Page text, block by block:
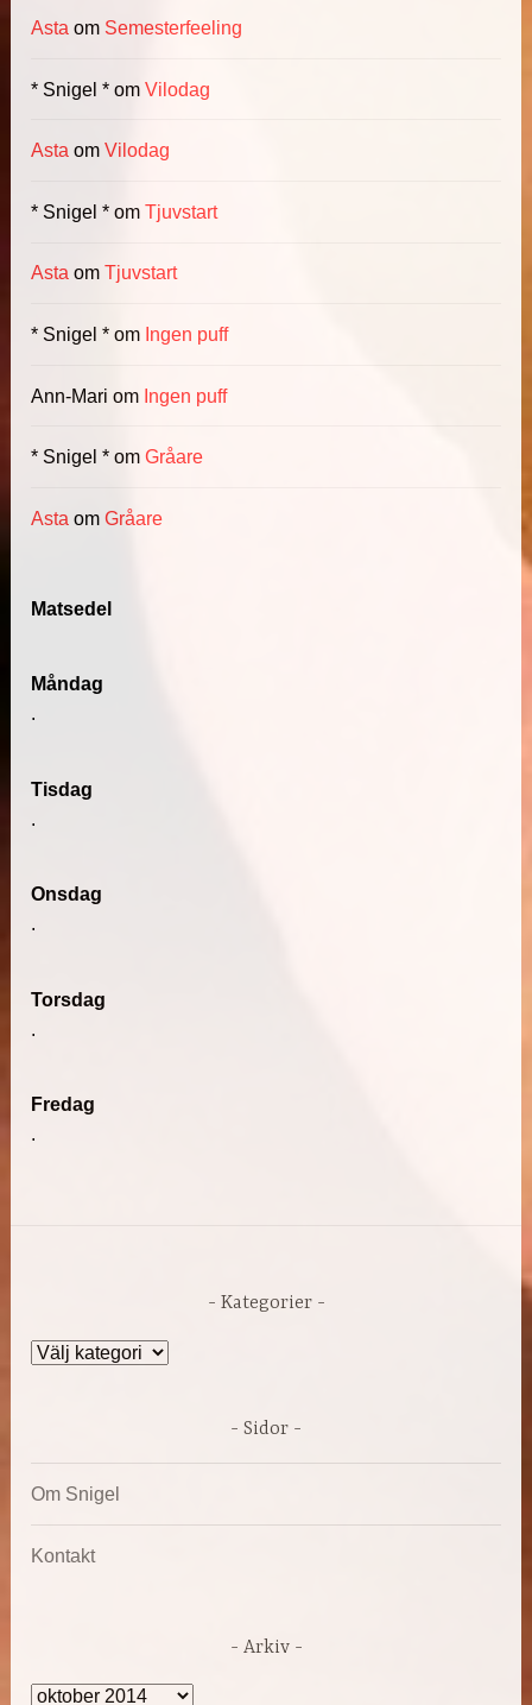
Asta om Semesterfeeling
* Snigel * omVilodag
Asta omVilodag
* Snigel * omTjuvstart
Asta omTjuvstart
* Snigel * om Ingen puff
Ann-Mari om Ingen puff
* Snigel * omGråare
Asta omGråare
Matsedel
Måndag
.
Tisdag
.
Onsdag
.
Torsdag
.
Fredag
.
Kategorier
Kategorier
Sidor
Om Snigel
Kontakt
Arkiv
Arkiv